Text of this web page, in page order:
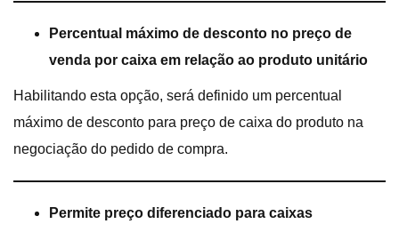
Percentual máximo de desconto no preço de
venda por caixa em relação ao produto unitário
Habilitando esta opção, será definido um percentual
máximo de desconto para preço de caixa do produto na
negociação do pedido de compra.
Permite preço diferenciado para caixas